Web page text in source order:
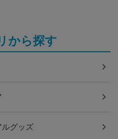
から探す
ルグッズ